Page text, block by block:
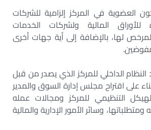
– 21 – تكون العضوية في المركز إلزامية للشركات
للأوراق المالية ولشركات الخدمات
لها، بالإضافة إلى أية جهات أخرى
22 – يحدد النظام الداخلي للمركز الذي يصدر من قبل
على اقتراح مجلس إدارة السوق والمدير
التنظيمي للمركز ومجالات عمله
وسائر الأمور الإدارية والمالية